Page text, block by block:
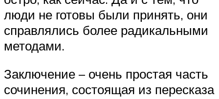
люди не готовы были принять, они
справлялись более радикальными
методами.
Заключение – очень простая часть
сочинения, состоящая из пересказа